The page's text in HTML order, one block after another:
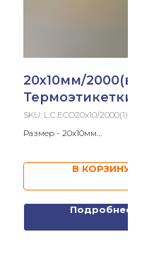
20х10мм/
Термоэтикетки
SKU: L.C.ECO20x10/
Размер - 20х10мм
В КОРЗИНУ
Подробнее